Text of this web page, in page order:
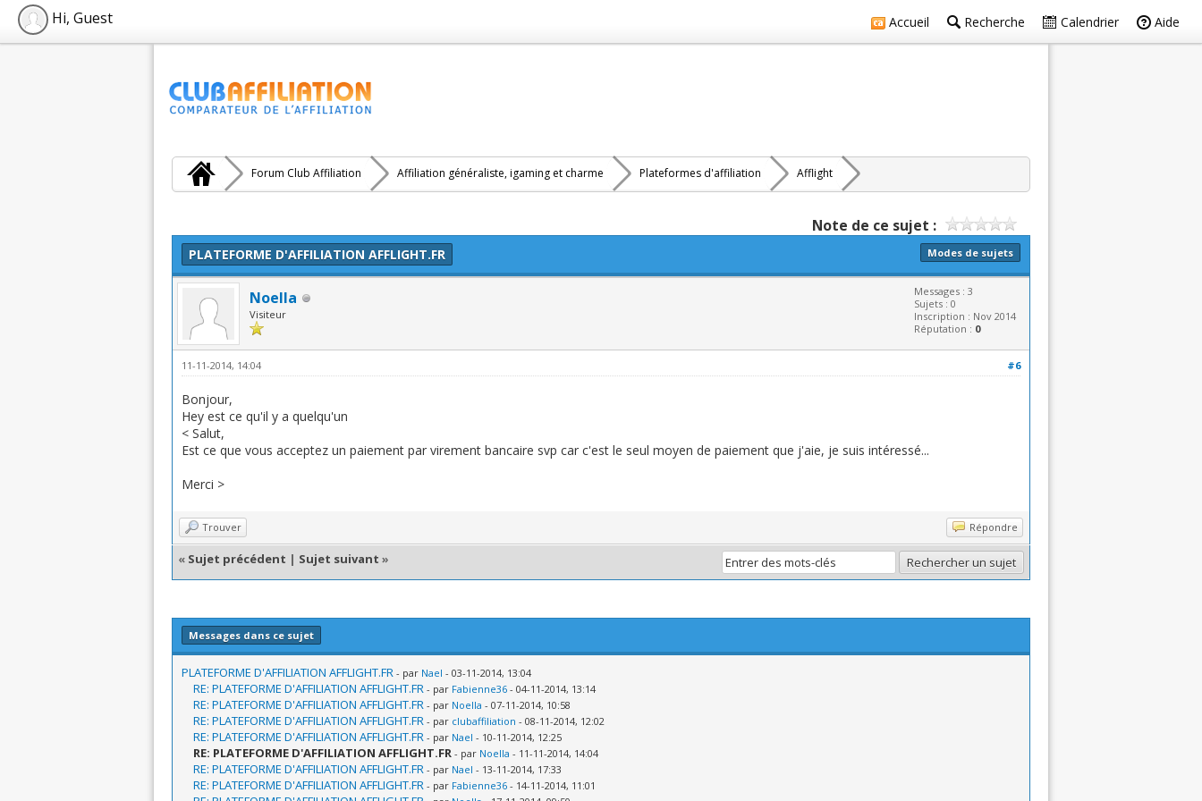
Accueil Recherche Calendrier Aide
Hi, Guest
Forum Club Affiliation Affiliation généraliste, igaming et charme Plateformes d'affiliation Afflight
Note de ce sujet :
Modes de sujets
PLATEFORME D'AFFILIATION AFFLIGHT.FR
Noella
Visiteur
Messages : 3
Sujets : 0
Inscription : Nov 2014
Réputation : 0
#6
11-11-2014, 14:04
Bonjour,
Hey est ce qu'il y a quelqu'un
< Salut,
Est ce que vous acceptez un paiement par virement bancaire svp car c'est le seul moyen de paiement que j'aie, je suis intéressé...
Merci >
Trouver Répondre
« Sujet précédent | Sujet suivant »
Messages dans ce sujet
PLATEFORME D'AFFILIATION AFFLIGHT.FR - par Nael - 03-11-2014, 13:04
RE: PLATEFORME D'AFFILIATION AFFLIGHT.FR - par Fabienne36 - 04-11-2014, 13:14
RE: PLATEFORME D'AFFILIATION AFFLIGHT.FR - par Noella - 07-11-2014, 10:58
RE: PLATEFORME D'AFFILIATION AFFLIGHT.FR - par clubaffiliation - 08-11-2014, 12:02
RE: PLATEFORME D'AFFILIATION AFFLIGHT.FR - par Nael - 10-11-2014, 12:25
RE: PLATEFORME D'AFFILIATION AFFLIGHT.FR - par Noella - 11-11-2014, 14:04
RE: PLATEFORME D'AFFILIATION AFFLIGHT.FR - par Nael - 13-11-2014, 17:33
RE: PLATEFORME D'AFFILIATION AFFLIGHT.FR - par Fabienne36 - 14-11-2014, 11:01